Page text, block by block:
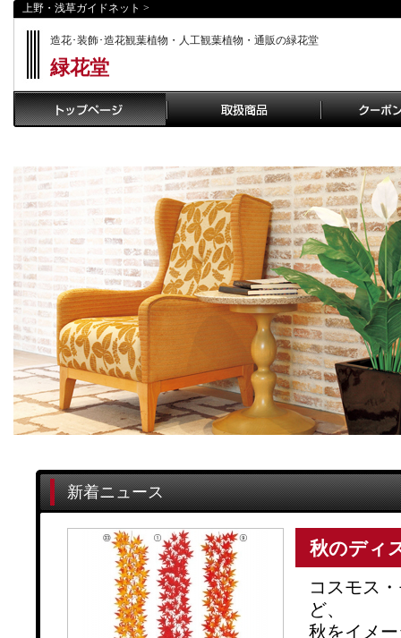
上野・浅草ガイドネット >
造花･装飾･造花観葉植物・人工観葉植物・通販の緑花堂
緑花堂
新着ニュース
秋のディ
コスモス
ど、
秋をイメ